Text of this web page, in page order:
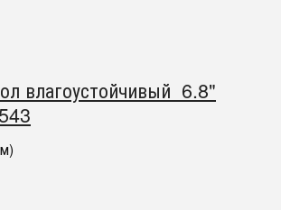
влагоустойчивый 6.8"